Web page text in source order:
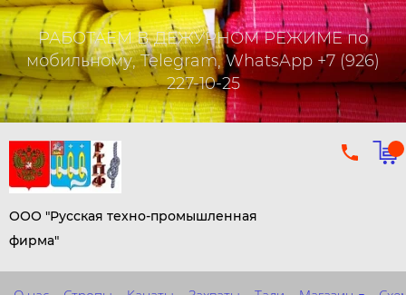
РАБОТАЕМ В ДЕЖУРНОМ РЕЖИМЕ по
мобильному, Telegram, WhatsApp +7 (926)
227-10-25
ООО "Русская техно-промышленная
фирма"